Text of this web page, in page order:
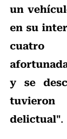
un
en su
cuatro
y se
tuvieron
delictual".